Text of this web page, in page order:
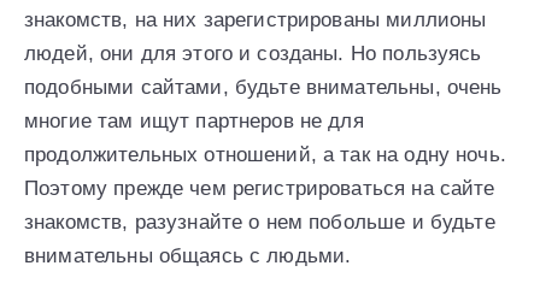
знакомств, на них зарегистрированы миллионы
людей, они для этого и созданы. Но пользуясь
подобными сайтами, будьте внимательны, очень
многие там ищут партнеров не для
продолжительных отношений, а так на одну ночь.
Поэтому прежде чем регистрироваться на сайте
знакомств, разузнайте о нем побольше и будьте
внимательны общаясь с людьми.